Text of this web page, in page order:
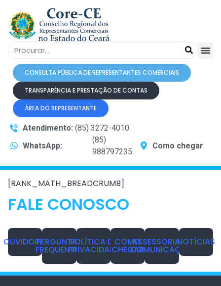
CONSULTA PÚBLICA DE REPRESENTANTES COMERCIAIS
TRANSPARÊNCIA E PRESTAÇÃO DE CONTAS
ÁREA DO REPRESENTANTE
Atendimento: (85) 3272-4010
WhatsApp:
(85)
988797235
Como chegar
[RANK_MATH_BREADCRUMB]
FALE CONOSCO
OUVIDORIAPERGUNTAS
FREQUENTES
POLÍTICA DE
PRIVACIDADE
COMO
CHEGAR
ASSESSORIA DE
COMUNICAÇÃO
NOTÍCIAS